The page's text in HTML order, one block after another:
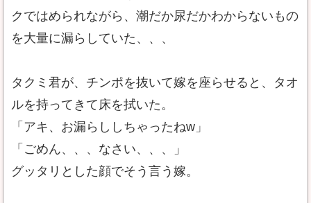
クではめられながら、潮だか尿だかわからないもの
を大量に漏らしていた、、、
タクミ君が、チンポを抜いて嫁を座らせると、タオ
ルを持ってきて床を拭いた。
「アキ、お漏らししちゃったねw」
「ごめん、、、なさい、、、」
グッタリとした顔でそう言う嫁。